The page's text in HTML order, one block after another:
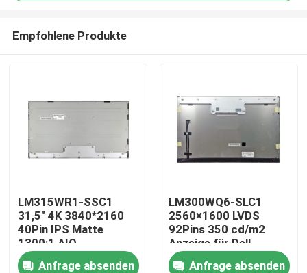
Empfohlene Produkte
LM315WR1-SSC1
31,5" 4K 3840*2160
40Pin IPS Matte
1300:1 AIO-
Paneldisplay
Anfrage absenden
LM300WQ6-SLC1
2560×1600 LVDS
92Pins 350 cd/m2
Anzeige für Dell
UltraSharp U3014
Anfrage absenden